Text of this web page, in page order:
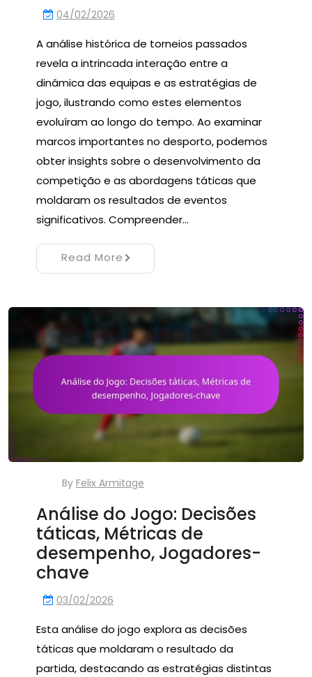
04/02/2026
A análise histórica de torneios passados
revela a intrincada interação entre a
dinâmica das equipas e as estratégias de
jogo, ilustrando como estes elementos
evoluíram ao longo do tempo. Ao examinar
marcos importantes no desporto, podemos
obter insights sobre o desenvolvimento da
competição e as abordagens táticas que
moldaram os resultados de eventos
significativos. Compreender…
Read More
By Felix Armitage
Análise do Jogo: Decisões
táticas, Métricas de
desempenho, Jogadores-
chave
03/02/2026
Esta análise do jogo explora as decisões
táticas que moldaram o resultado da
partida, destacando as estratégias distintas